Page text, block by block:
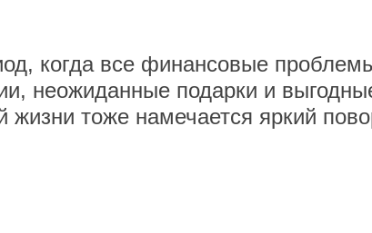
когда все финансовые
неожиданные подарки и
жизни тоже намечается яркий